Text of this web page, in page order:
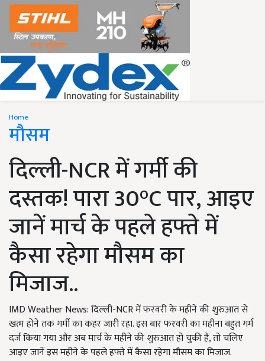
Home
मौसम
दिल्ली-NCR में गर्मी की
दस्तक! पारा 30°C पार, आइए
जानें मार्च के पहले हफ्ते में
कैसा रहेगा मौसम का
मिजाज..
IMD Weather News: दिल्ली-NCR में फरवरी के महीने की शुरुआत से
खत्म होने तक गर्मी का कहर जारी रहा. इस बार फरवरी का महीना बहुत गर्म
दर्ज किया गया और अब मार्च के महीने की शुरुआत हो चुकी है, तो चलिए
आइए जानें इस महीने के पहले हफ्ते में कैसा रहेगा मौसम का मिजाज.